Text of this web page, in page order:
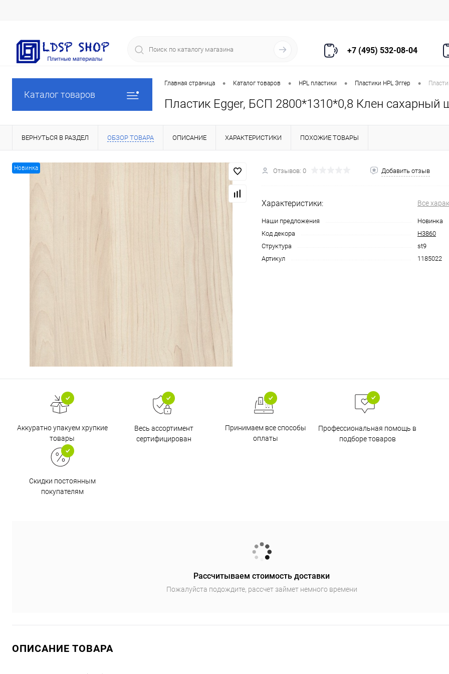
+7 (495) 532-08-04
Каталог товаров
Главная страница • Каталог товаров • HPL пластики • Пластики HPL Эггер •
Пластик Egger, БСП 2800*1310*0,8 Клен сахарный
ВЕРНУТЬСЯ В РАЗДЕЛ ОБЗОР ТОВАРА ОПИСАНИЕ ХАРАКТЕРИСТИКИ ПОХОЖИЕ ТОВАРЫ
Новинка Отзывов: 0 Добавить отзыв
Характеристики: Все
Наши предложения
Новинка
Код декора
H3860
Структура
st9
Артикул
1185022
Аккуратно упакуем хрупкие
товары
Весь ассортимент
сертифицирован
Принимаем все способы
оплаты
Профессиональная помощь в
подборе товаров
Скидки постоянным
покупателям
Рассчитываем стоимость доставки
Пожалуйста подождите, рассчет займет немного времени
ОПИСАНИЕ ТОВАРА